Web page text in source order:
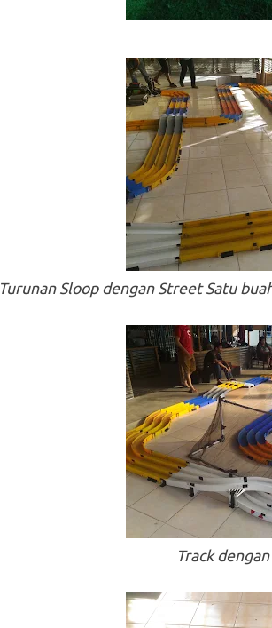
Turunan Sloop dengan Street Satu
Track